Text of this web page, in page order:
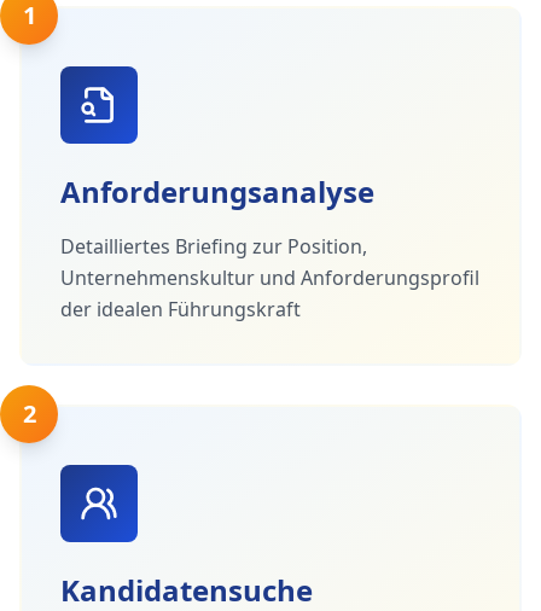
1
Anforderungsanalyse
Detailliertes Briefing zur Position,
Unternehmenskultur und Anforderungsprofil
der idealen Führungskraft
2
Kandidatensuche